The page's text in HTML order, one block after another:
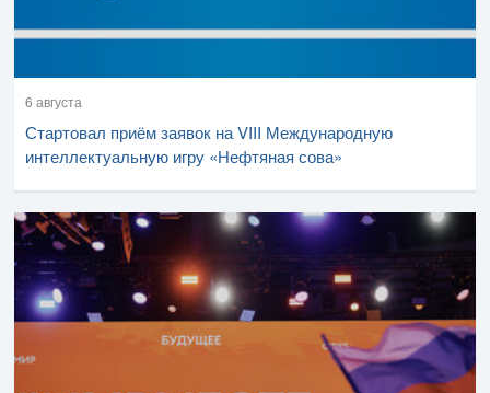
6 августа
Стартовал приём заявок на VIII Международную
интеллектуальную игру «Нефтяная сова»